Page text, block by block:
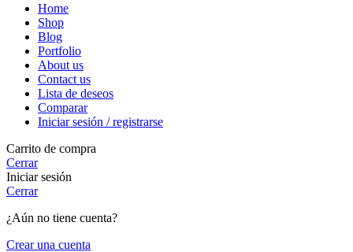
Home
Shop
Blog
Portfolio
About us
Contact us
Lista de deseos
Comparar
Iniciar sesión / registrarse
Carrito de compra
Cerrar
Iniciar sesión
Cerrar
¿Aún no tiene cuenta?
Crear una cuenta